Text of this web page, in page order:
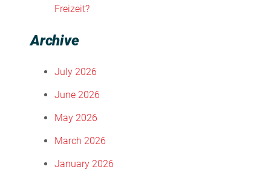
Freizeit?
Archive
July 2026
June 2026
May 2026
March 2026
January 2026